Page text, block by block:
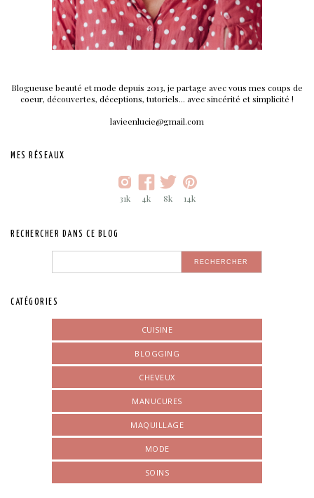
Blogueuse beauté et mode depuis 2013, je partage avec vous mes coups de
coeur, découvertes, déceptions, tutoriels... avec sincérité et simplicité !
lavieenlucie@gmail.com
MES RÉSEAUX
31k 4k 8k 14k
RECHERCHER DANS CE BLOG
CATÉGORIES
CUISINE
BLOGGING
CHEVEUX
MANUCURES
MAQUILLAGE
MODE
SOINS